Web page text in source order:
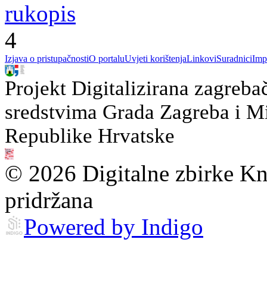
rukopis
4
Izjava o pristupačnostiO portaluUvjeti korištenjaLinkoviSuradnici
Projekt Digitalizirana
sredstvima Grada Zagreba i
Republike Hrvatske
© 2026 Digitalne zbirke
pridržana
Powered by Indigo